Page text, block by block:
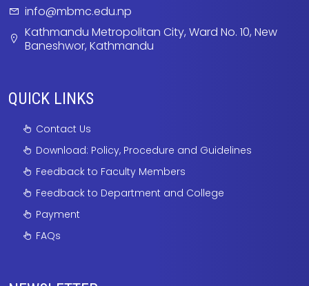
info@mbmc.edu.np
Kathmandu Metropolitan City, Ward No. 10, New
Baneshwor, Kathmandu
QUICK LINKS
Contact Us
Download: Policy, Procedure and Guidelines
Feedback to Faculty Members
Feedback to Department and College
Payment
FAQs